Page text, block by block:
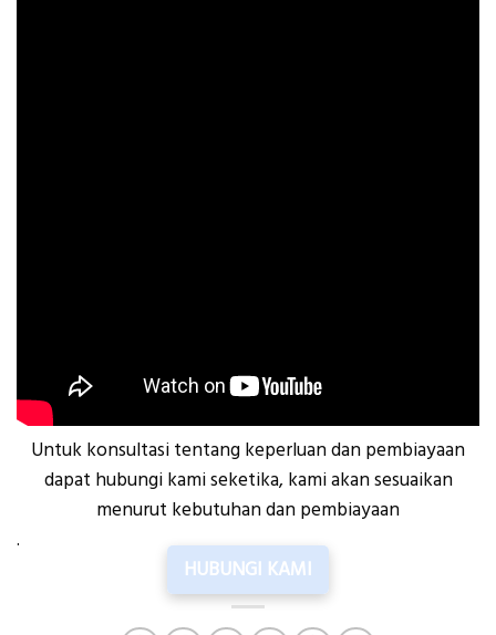
Untuk konsultasi tentang keperluan dan pembiayaan
dapat hubungi kami seketika, kami akan sesuaikan
menurut kebutuhan dan pembiayaan
.
HUBUNGI KAMI